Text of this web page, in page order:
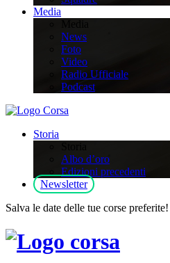
Media
News
Foto
Video
Radio Ufficiale
Podcast
Storia
Albo d’oro
Edizioni precedenti
Newsletter
Salva le date delle tue corse preferite!